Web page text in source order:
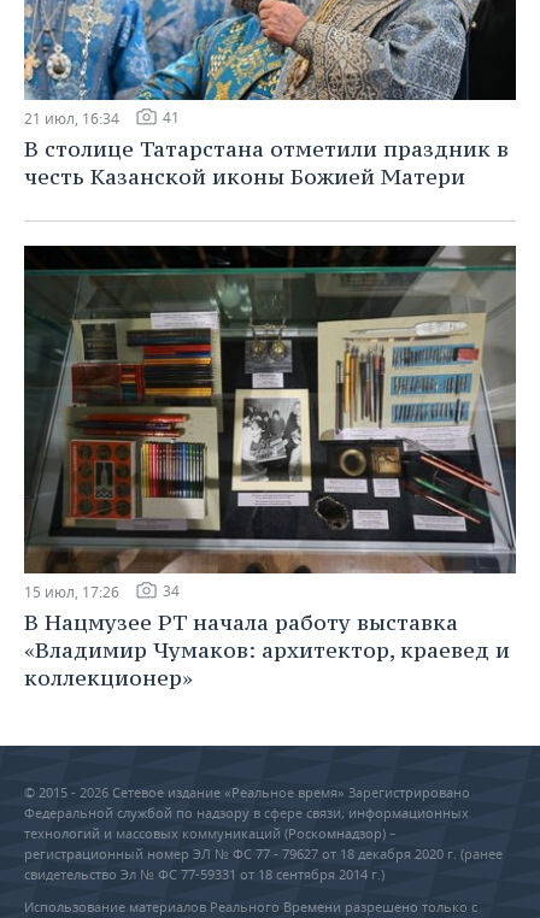
21 июл, 16:34 41
В столице Татарстана отметили праздник в
честь Казанской иконы Божией Матери
15 июл, 17:26 34
В Нацмузее РТ начала работу выставка
«Владимир Чумаков: архитектор, краевед и
коллекционер»
© 2015 - 2026 Сетевое издание «Реальное время» Зарегистрировано
Федеральной службой по надзору в сфере связи, информационных
технологий и массовых коммуникаций (Роскомнадзор) –
регистрационный номер ЭЛ № ФС 77 - 79627 от 18 декабря 2020 г. (ранее
свидетельство Эл № ФС 77-59331 от 18 сентября 2014 г.)
Использование материалов Реального Времени разрешено только с